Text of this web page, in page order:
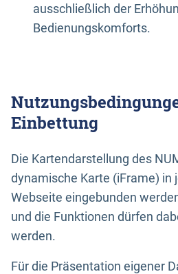
ausschließlich der
Bedienungskomforts.
Einbettung
Die Kartendarstellung des
dynamische Karte (iFrame) in
Webseite eingebunden
und die Funktionen dürfen
werden.
Für die Präsentation eigener